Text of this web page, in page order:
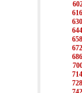
616
630
644
658
672
686
714
728